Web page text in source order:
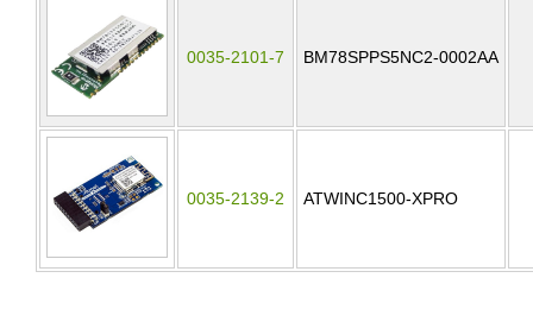
0035-2101-7 BM78SPPS5NC2-0002AA
0035-2139-2 ATWINC1500-XPRO